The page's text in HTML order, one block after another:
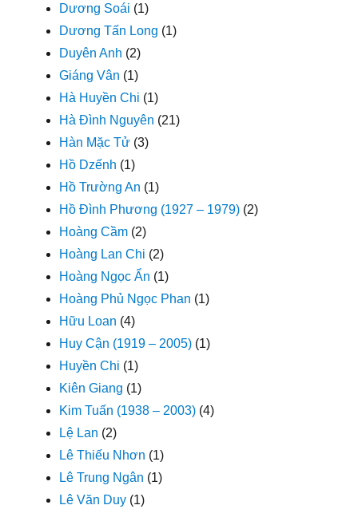
Dương Soái (1)
Dương Tấn Long (1)
Duyên Anh (2)
Giáng Vân (1)
Hà Huyền Chi (1)
Hà Đình Nguyên (21)
Hàn Mặc Tử (3)
Hồ Dzếnh (1)
Hồ Trường An (1)
Hồ Đình Phương (1927 – 1979) (2)
Hoàng Cầm (2)
Hoàng Lan Chi (2)
Hoàng Ngọc Ẩn (1)
Hoàng Phủ Ngọc Phan (1)
Hữu Loan (4)
Huy Cận (1919 – 2005) (1)
Huyền Chi (1)
Kiên Giang (1)
Kim Tuấn (1938 – 2003) (4)
Lệ Lan (2)
Lê Thiếu Nhơn (1)
Lê Trung Ngân (1)
Lê Văn Duy (1)